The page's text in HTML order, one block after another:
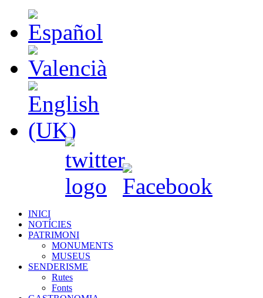
INICI
NOTÍCIES
PATRIMONI
MONUMENTS
MUSEUS
SENDERISME
Rutes
Fonts